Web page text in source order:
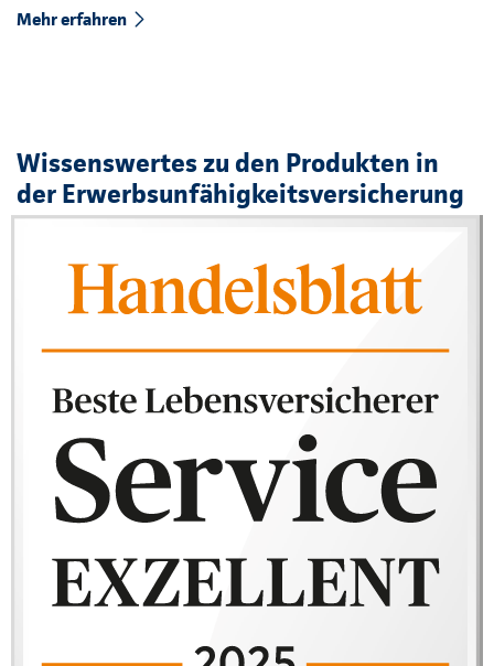
Mehr erfahren
Wissenswertes zu den Produkten in
der Erwerbsunfähigkeitsversicherung